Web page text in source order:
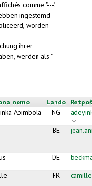
comme "---".
ingestemd
worden
ihrer
werden als "-
nomo Lando
Abimbola NG
(link
sends
BE
DE
FR